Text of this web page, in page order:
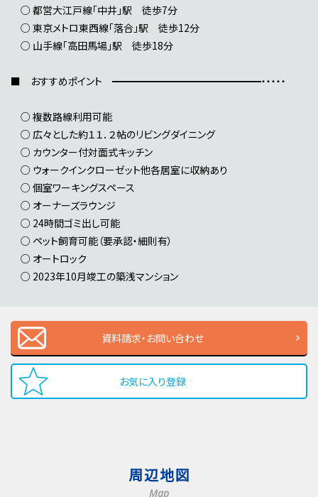
○ 都営大江戸線「中井」駅 徒歩7分
○ 東京メトロ東西線「落合」駅 徒歩12分
○ 山手線「高田馬場」駅 徒歩18分
■ おすすめポイント ━━━━━━━━━━━━━━━・・・・・
○ 複数路線利用可能
○ 広々とした約１１．２帖のリビングダイニング
○ カウンター付対面式キッチン
○ ウォークインクローゼット他各居室に収納あり
○ 個室ワーキングスペース
○ オーナーズラウンジ
○ 24時間ゴミ出し可能
○ ペット飼育可能（要承認・細則有）
○ オートロック
○ 2023年10月竣工の築浅マンション
資料請求・お問い合わせ
お気に入り登録
周辺地図
Map